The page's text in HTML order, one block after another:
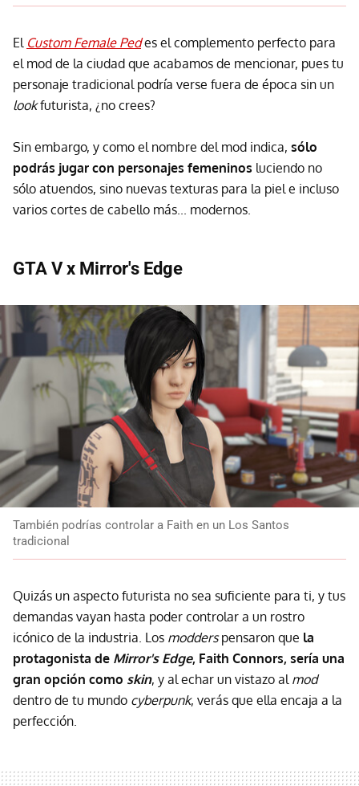
El Custom Female Pedes el complemento perfecto para
el mod de la ciudad que acabamos de mencionar, pues tu
personaje tradicional podría verse fuera de época sin un
lookfuturista, ¿no crees?
Sin embargo, y como el nombre del mod indica, sólo
podrás jugar con personajes femeninos luciendo no
sólo atuendos, sino nuevas texturas para la piel e incluso
varios cortes de cabello más... modernos.
GTA V x Mirror's Edge
También podrías controlar a Faith en un Los Santos
tradicional
Quizás un aspecto futurista no sea suficiente para ti, y tus
demandas vayan hasta poder controlar a un rostro
icónico de la industria. Los modderspensaron que la
protagonista de Mirror's Edge, Faith Connors, sería una
gran opción como skin, y al echar un vistazo al mod
dentro de tu mundo cyberpunk, verás que ella encaja a la
perfección.